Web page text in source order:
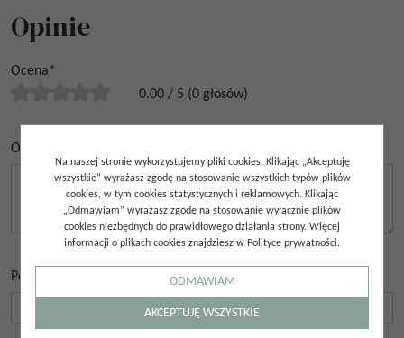
Opinie
Ocena*
0.00 / 5 (0 głosów)
Opinia
Podpis
Na naszej stronie wykorzystujemy pliki cookies. Klikając „Akceptuję
wszystkie” wyrażasz zgodę na stosowanie wszystkich typów plików
cookies, w tym cookies statystycznych i reklamowych. Klikając
„Odmawiam” wyrażasz zgodę na stosowanie wyłącznie plików
cookies niezbędnych do prawidłowego działania strony. Więcej
informacji o plikach cookies znajdziesz w Polityce prywatności.
ODMAWIAM
AKCEPTUJĘ WSZYSTKIE